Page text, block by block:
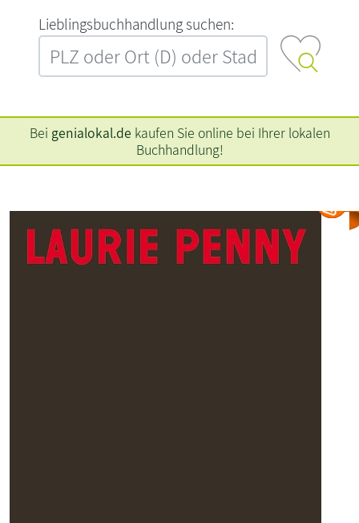
L‍i‍e‍b‍l‍i‍n‍g‍s‍b‍u‍c‍h‍h‍a‍n‍d‍l‍u‍n‍g‍ ‍s‍u‍c‍h‍e‍n‍:‍
Bei genialokal.de kaufen Sie online bei Ihrer lokalen
Buchhandlung!